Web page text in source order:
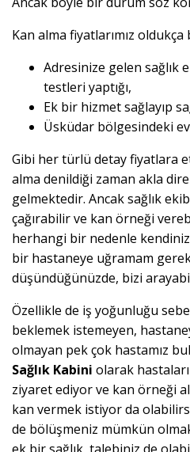
Kan alma fiyatlarımız
Adresinize gelen sağlık
testleri yaptığı,
Ek bir hizmet sağlayıp
Üsküdar bölgesindeki
Gibi her türlü detay fiyatlara
alma denildiği zaman akla
gelmektedir. Ancak sağlık
çağırabilir ve kan örneği
herhangi bir nedenle
bir hastaneye uğramam
düşündüğünüzde, bizi
Özellikle de iş yoğunluğu
beklemek istemeyen,
olmayan pek çok hastamız
Sağlık Kabini olarak
ziyaret ediyor ve kan örneği
kan vermek istiyor da
de bölüşmeniz mümkün